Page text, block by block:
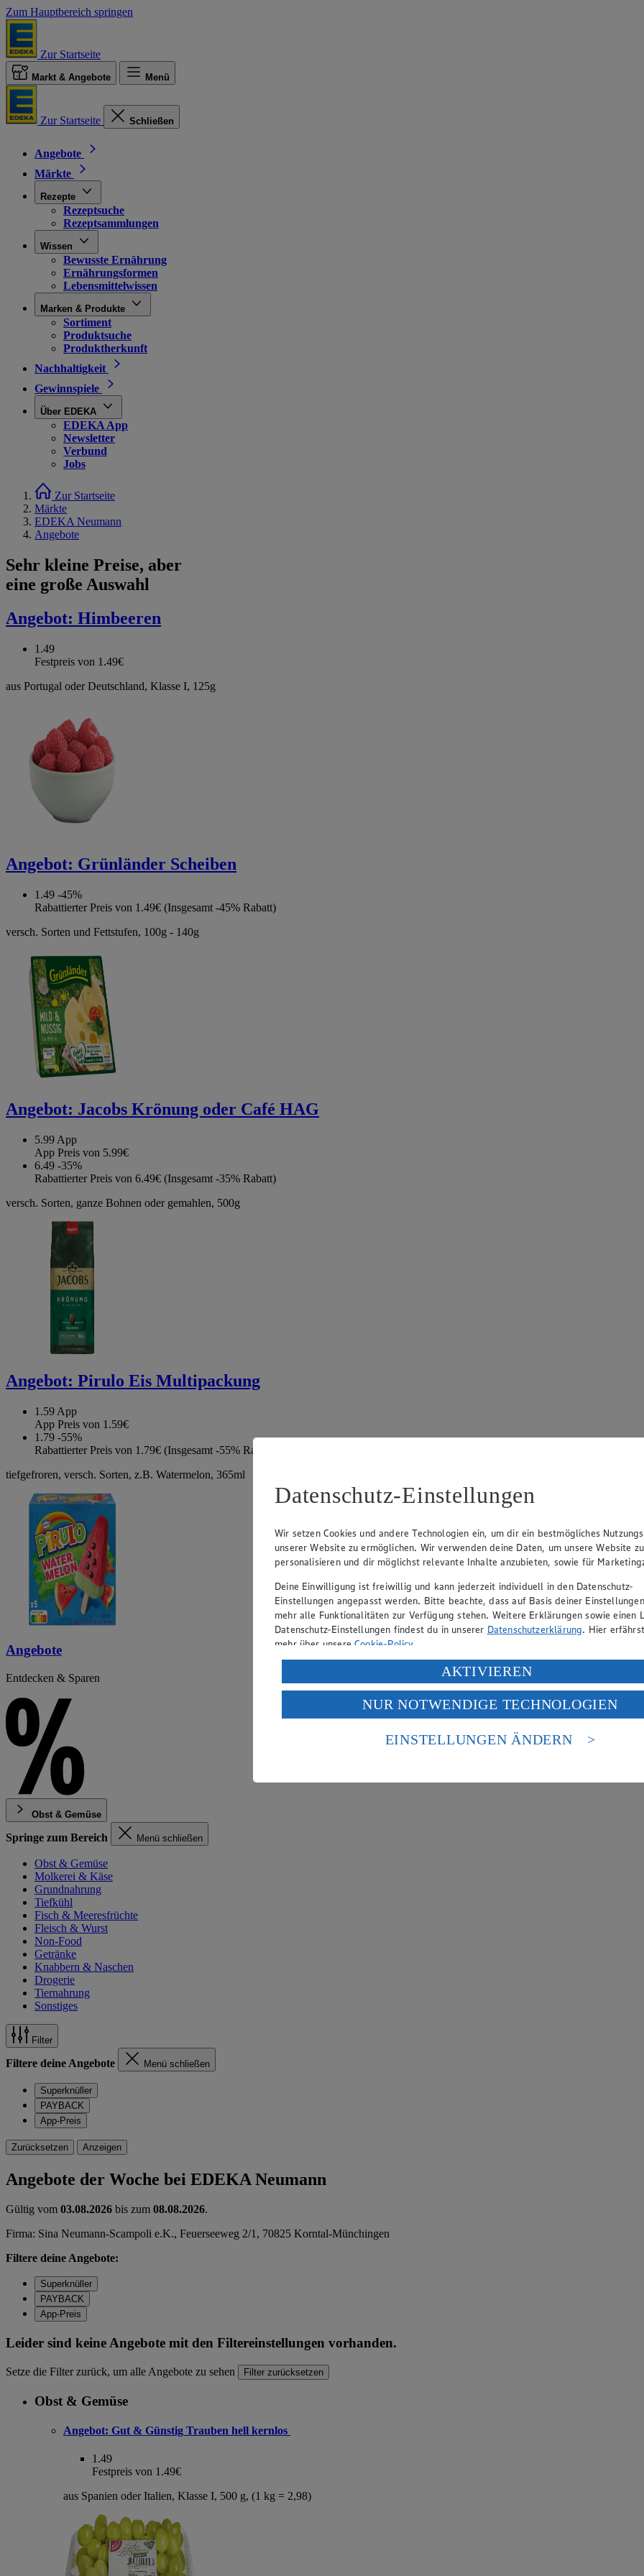
Zum Hauptbereich springen
Zur Startseite
Markt & Angebote Menü
Zur Startseite Schließen
Angebote
Märkte
Rezepte
Rezeptsuche
Rezeptsammlungen
Wissen
Bewusste Ernährung
Ernährungsformen
Lebensmittelwissen
Marken & Produkte
Sortiment
Produktsuche
Produktherkunft
Nachhaltigkeit
Gewinnspiele
Über EDEKA
EDEKA App
Newsletter
Verbund
Jobs
Zur Startseite
Märkte
EDEKA Neumann
Angebote
Sehr kleine Preise, aber
eine große Auswahl
Angebot: Himbeeren
1.49
Festpreis von 1.49€
aus Portugal oder Deutschland, Klasse I, 125g
Angebot: Grünländer Scheiben
1.49 -45%
Rabattierter Preis von 1.49€ (Insgesamt -45% Rabatt)
versch. Sorten und Fettstufen, 100g - 140g
Angebot: Jacobs Krönung oder Café HAG
5.99 App
App Preis von 5.99€
6.49 -35%
Rabattierter Preis von 6.49€ (Insgesamt -35% Rabatt)
versch. Sorten, ganze Bohnen oder gemahlen, 500g
Angebot: Pirulo Eis Multipackung
1.59 App
App Preis von 1.59€
1.79 -55%
Rabattierter Preis von 1.79€ (Insgesamt -55% Rabatt)
tiefgefroren, versch. Sorten, z.B. Watermelon, 365ml
Angebote
Entdecken & Sparen
Obst & Gemüse
Springe zum Bereich Menü schließen
Obst & Gemüse
Molkerei & Käse
Grundnahrung
Tiefkühl
Fisch & Meeresfrüchte
Fleisch & Wurst
Non-Food
Getränke
Knabbern & Naschen
Drogerie
Tiernahrung
Sonstiges
Filter
Filtere deine Angebote Menü schließen
Superknüller
PAYBACK
App-Preis
Zurücksetzen Anzeigen
Angebote der Woche bei EDEKA Neumann
Gültig vom 03.08.2026 bis zum 08.08.2026.
Firma: Sina Neumann-Scampoli e.K., Feuerseeweg 2/1, 70825 Korntal-Münchingen
Filtere deine Angebote:
Superknüller
PAYBACK
App-Preis
Leider sind keine Angebote mit den Filtereinstellungen vorhanden.
Setze die Filter zurück, um alle Angebote zu sehen Filter zurücksetzen
Obst & Gemüse
Angebot: Gut & Günstig Trauben hell kernlos
1.49
Festpreis von 1.49€
aus Spanien oder Italien, Klasse I, 500 g, (1 kg = 2,98)
Datenschutz-Einstellungen
Wir setzen Cookies und andere Technologien ein, um dir ein bestmögliches
unserer Website zu ermöglichen. Wir verwenden deine Daten, um unsere Website zu
personalisieren und dir möglichst relevante Inhalte anzubieten, sowie für
Deine Einwilligung ist freiwillig und kann jederzeit individuell in den Datenschutz-
Einstellungen angepasst werden. Bitte beachte, dass auf Basis deiner
mehr alle Funktionalitäten zur Verfügung stehen. Weitere Erklärungen sowie einen
Datenschutz-Einstellungen findest du in unserer Datenschutzerklärung. Hier
mehr über unsereCookie-Policy.
Verarbeitung deiner personenbezogenen Daten in den USA durch Facebook und
Wenn du auf „Aktivieren“ klickst, willigst du im Sinne des Art. 49 Abs. 1 Satz 1 lit.
ein, dass deine Daten in den USA verarbeitet werden. Der EuGH sieht die USA als
einem nach europäischen Standards nicht angemessenen Datenschutzniveau an. Es
Risiko eines Zugriffs durch US-amerikanische Behörden.
AKTIVIEREN
NUR NOTWENDIGE TECHNOLOGIEN
EINSTELLUNGEN ÄNDERN